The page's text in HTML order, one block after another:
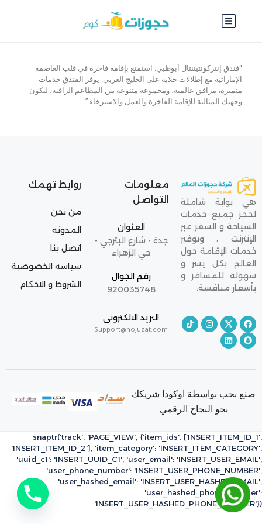
“فندق إنتركونتيننتال أبوظبي: استمتع بإقامة فاخرة في قلب العاصمة
الإماراتية مع إطلالات خلابة على الخليج العربي. يوفر الفندق خدمات
متميزة، مرافق عالمية، ومجموعة متنوعة من المطاعم الراقية، ليكون
وجهتك المثالية للإقامة الفاخرة والعمل والاسترخاء.”
هي بوابة شاملة
لحجز جميع خدمات
السياحة و السفر عبر
الإنترنت ، وتوفير
خدمات الإقامة حول
العالم بكل يسر و
سهولة للمسافر و
بأسعار منافسة.
معلومات
التواصل
العنوان
جدة - شارع البترجي -
حي الزهراء
رقم الجوال
920035748
البريد الالكترونى
Support@hojuzat.com
روابط تهمك
من نحن
المدونه
اتصل بنا
سياسه الخصوصية
الشروط و الاحكام
صنع بحب بواسطة اوكودا شريكك
نحو النجاح الرقمي
snaptr('track', 'PAGE_VIEW', {'item_ids': ['INSERT_ITEM_ID_1',
'INSERT_ITEM_ID_2'], 'item_category': 'INSERT_ITEM_CATEGORY',
'uuid_c1': 'INSERT_UUID_C1', 'user_email': 'INSERT_USER_EMAIL',
'user_phone_number': 'INSERT_USER_PHONE_NUMBER',
'user_hashed_email': 'INSERT_USER_HASHED_EMAIL',
'user_hashed_phone_number':
'INSERT_USER_HASHED_PHONE_NUMBER'})